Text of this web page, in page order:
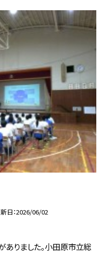
日 2026/06/02
りました。小田原市立総